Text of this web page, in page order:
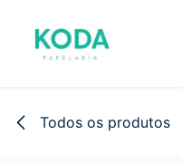
Todos os produtos